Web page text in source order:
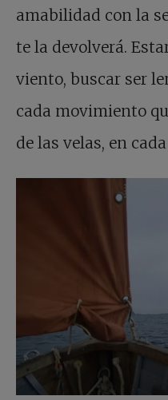
amabilidad con la
te la devolverá.
viento, buscar ser
cada movimiento
de las velas, en